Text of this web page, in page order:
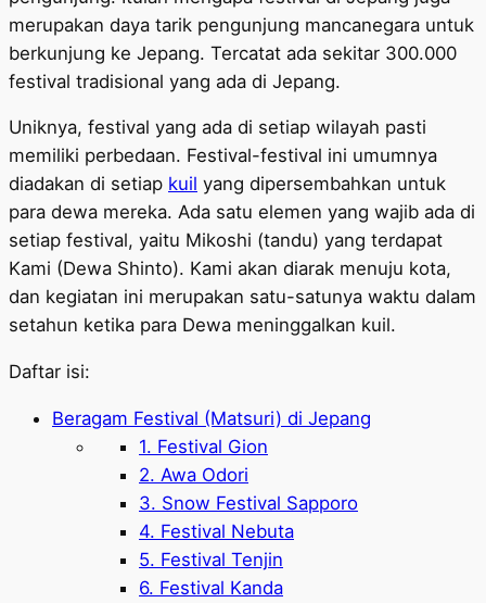
merupakan daya tarik pengunjung mancanegara untuk
berkunjung ke Jepang. Tercatat ada sekitar 300.000
festival tradisional yang ada di Jepang.
Uniknya, festival yang ada di setiap wilayah pasti
memiliki perbedaan. Festival-festival ini umumnya
diadakan di setiap kuil yang dipersembahkan untuk
para dewa mereka. Ada satu elemen yang wajib ada di
setiap festival, yaitu Mikoshi (tandu) yang terdapat
Kami (Dewa Shinto). Kami akan diarak menuju kota,
dan kegiatan ini merupakan satu-satunya waktu dalam
setahun ketika para Dewa meninggalkan kuil.
Daftar isi:
Beragam Festival (Matsuri) di Jepang
1. Festival Gion
2. Awa Odori
3. Snow Festival Sapporo
4. Festival Nebuta
5. Festival Tenjin
6. Festival Kanda